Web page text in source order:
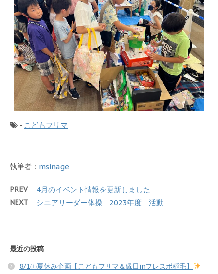
- こどもフリマ
執筆者： msinage
PREV 4月のイベント情報を更新しました
NEXT シニアリーダー体操 2023年度 活動
最近の投稿
8/1㈯夏休み企画【こどもフリマ＆縁日inフレスポ稲毛】